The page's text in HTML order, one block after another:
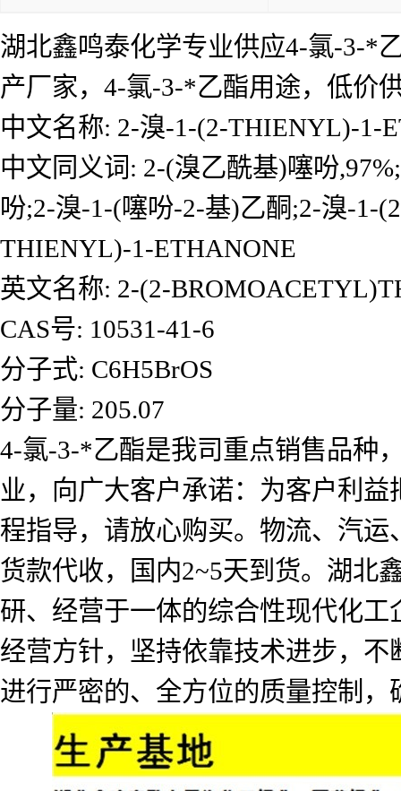
湖北鑫鸣泰化学专业供应4-氯-3-*
产厂家，4-氯-3-*乙酯用途，低价
中文名称: 2-溴-1-(2-THIENYL)-1-
中文同义词: 2-(溴乙酰基)噻吩
吩;2-溴-1-(噻吩-2-基)乙酮;2-溴-1-
THIENYL)-1-ETHANONE
英文名称: 2-(2-
CAS号: 10531-41-6
分子式: C6H5BrOS
分子量: 205.07
4-氯-3-*乙酯是我司重点销售品种
业，向广大客户承诺：为客户利
程指导，请放心购买。物流、汽
货款代收，国内2~5天到货。湖北
研、经营于一体的综合性现代化
经营方针，坚持依靠技术进步，
进行严密的、全方位的质量控制